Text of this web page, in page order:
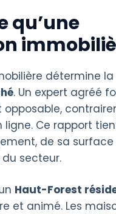
qu’une
détermine la
. Un expert agréé
opposable,
ligne. Ce rapport
de sa
secteur.
Haut-Forest
et animé. Les